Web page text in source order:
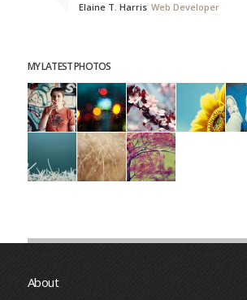
Elaine T. Harris Web Developer
MY LATEST PHOTOS
About